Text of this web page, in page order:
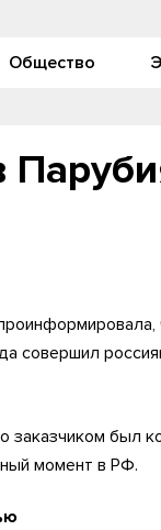
Общество
совершил
заказчиком был
момент в РФ.